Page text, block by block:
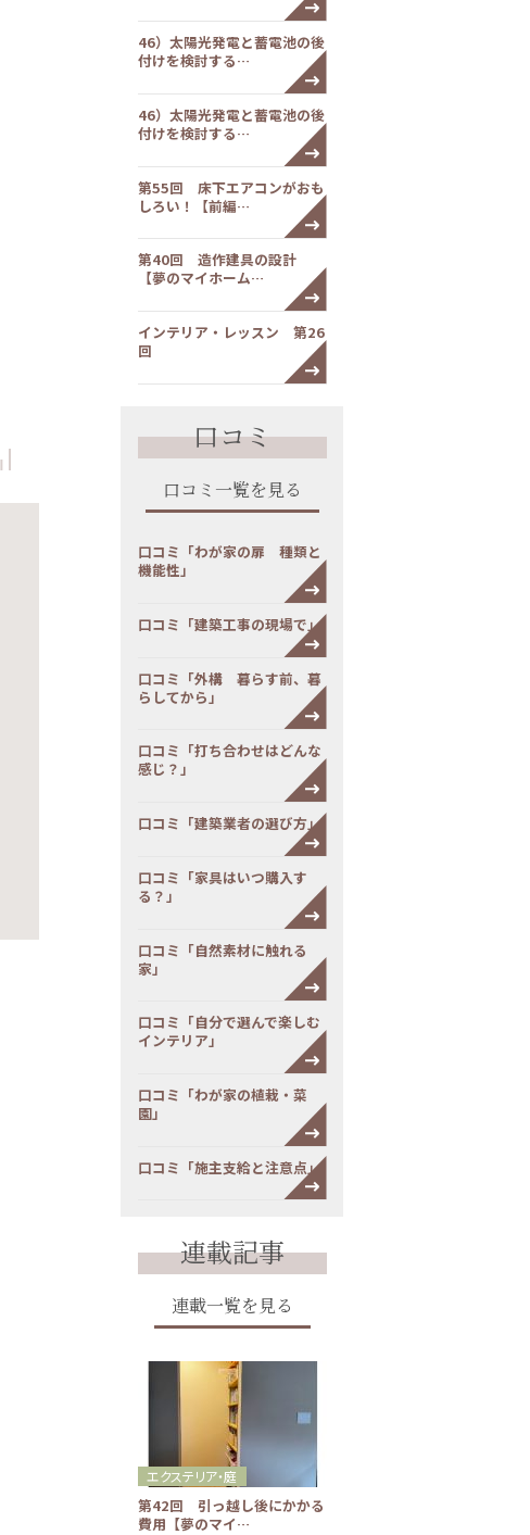
46）太陽光発電と蓄電池の後
付けを検討する…
46）太陽光発電と蓄電池の後
付けを検討する…
第55回 床下エアコンがおも
しろい！【前編…
第40回 造作建具の設計
【夢のマイホーム…
インテリア・レッスン 第26
回
口コミ
口コミ一覧を見る
口コミ「わが家の扉 種類と
機能性」
口コミ「建築工事の現場で」
口コミ「外構 暮らす前、暮
らしてから」
口コミ「打ち合わせはどんな
感じ？」
口コミ「建築業者の選び方」
口コミ「家具はいつ購入す
る？」
口コミ「自然素材に触れる
家」
口コミ「自分で選んで楽しむ
インテリア」
口コミ「わが家の植栽・菜
園」
口コミ「施主支給と注意点」
連載記事
連載一覧を見る
第42回 引っ越し後にかかる
費用【夢のマイ…
エクステリア・庭